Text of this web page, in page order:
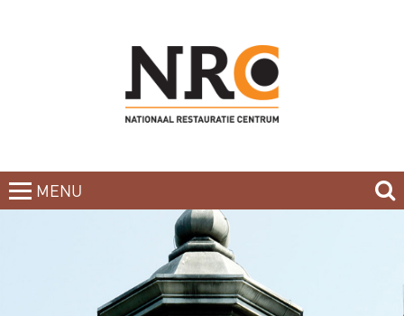
MENU
CLOSE